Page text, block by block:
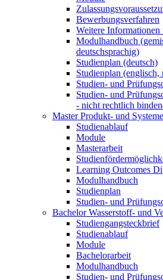
Bewerbungsverfahren
Weitere
Modulhandbuch
deutschsprachig)
Studienplan (deutsch)
Studienplan
Studien- und
Studien- und
- nicht rechtlich
Master Produkt- und
Studienablauf
Module
Masterarbeit
Learning Outcomes
Modulhandbuch
Studienplan
Studien- und
Bachelor Wasserstoff- und
Studiengangsteckbrief
Studienablauf
Module
Bachelorarbeit
Modulhandbuch
Studien- und